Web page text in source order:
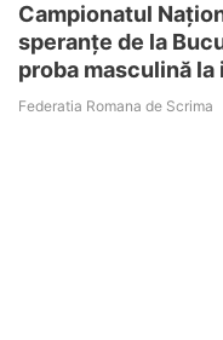
Campionatul
speranțe de la
proba masculină
Federatia Romana de Scrima